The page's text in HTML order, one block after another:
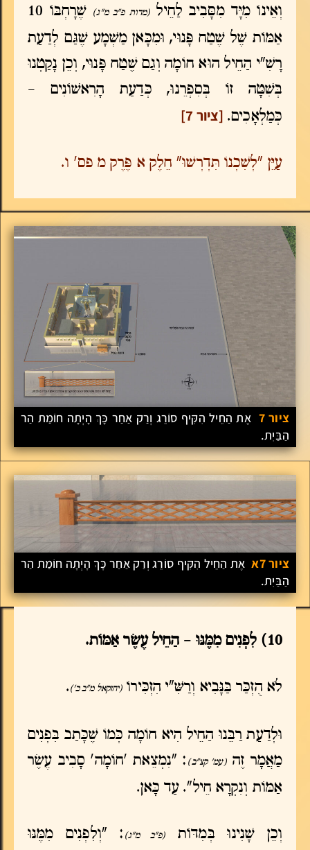
וְאֵינוֹ מִיָּד מִסָּבִיב לַחֵיל (מדות פ"ב מ"ג)
שֶׁרָחְבּוֹ 10
אַמּוֹת שֶׁל שֶׁטַח פָּנוּי, וּמִכָּאן מַשְׁמָע שֶׁגַּם לְדַעַת
רָשִׁ"י הַחֵיל הוּא חוֹמָה וְגַם שֶׁטַח פָּנוּי, וְכֵן נָקַטְנוּ
בְּשִׁטָּה זוֹ בְּסִפְרֵנוּ, כְּדַעַת הָרִאשׁוֹנִים –
כְּמַלְאָכִים. [ציור 7]
עַיֵּן "לְשִׁכְנוֹ תִּדְרְשׁוּ" חֵלֶק א פֶּרֶק מ פס' ו.
ציור 7
אֶת הַחֵיל הִקִּיף סוֹרֵג וְרַק אַחַר כָּךְ הָיְתָה חוֹמַת הַר
הַבַּיִת.
ציור 7א
אֶת הַחֵיל הִקִּיף סוֹרֵג וְרַק אַחַר כָּךְ הָיְתָה חוֹמַת הַר
הַבַּיִת.
10) לִפְנִים מִמֶּנּוּ – הַחֵיל עֶשֶׂר אַמּוֹת.
לֹא הֻזְכַּר בַּנָּבִיא וְרַשִּׁ"י הִזְכִּירוֹ (יחזקאל מ"ב כ').
וּלְדַעַת רַבֵּנוּ הַחֵיל הִיא חוֹמָה כְּמוֹ שֶׁכָּתַב בִּפְנִים
מַאֲמָר זֶה(עמ' קצ"ב) : "נִמְצֵאת 'חוֹמָה' סָבִיב עֶשֶׂר
אַמּוֹת וְנִקְרָא חֵיל". עַד כָּאן.
וְכֵן שָׁנִינוּ בְּמִדּוֹת (פ"ב מ"ג) : "וְלִפְנִים מִמֶּנּוּ